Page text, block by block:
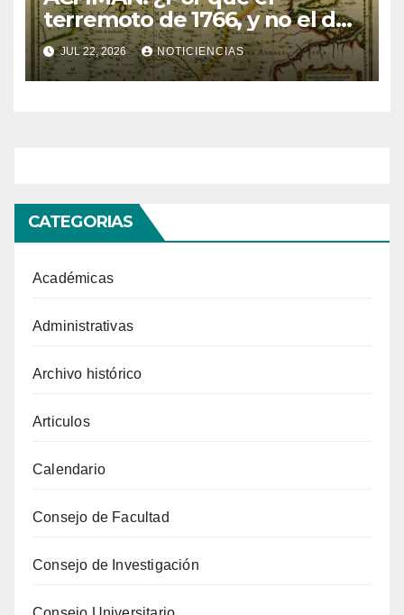
terremoto de 1766, y no el de
1530, fue útil para la
sismología venezolana?
JUL 22, 2026 NOTICIENCIAS
CATEGORIAS
Académicas
Administrativas
Archivo histórico
Articulos
Calendario
Consejo de Facultad
Consejo de Investigación